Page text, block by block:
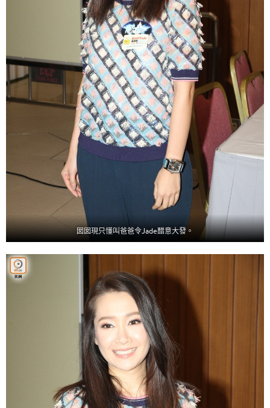
囡囡現只懂叫爸爸令Jade醋意大發。